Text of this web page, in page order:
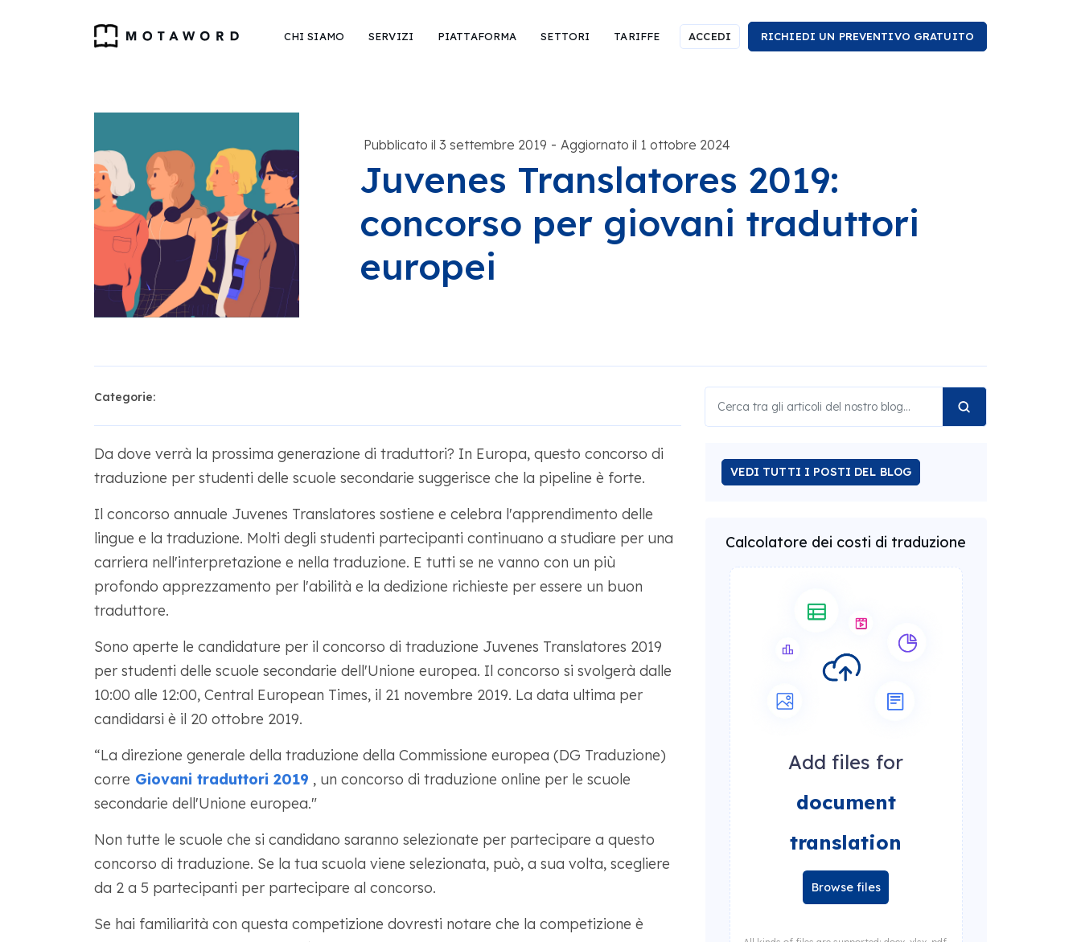
CHI SIAMO SERVIZI PIATTAFORMA SETTORI TARIFFE ACCEDI RICHIEDI UN PREVENTIVO GRATUITO
Pubblicato il 3 settembre 2019 - Aggiornato il 1 ottobre 2024
Juvenes Translatores 2019:
concorso per giovani traduttori
europei
Categorie:
Da dove verrà la prossima generazione di traduttori? In Europa, questo concorso di
traduzione per studenti delle scuole secondarie suggerisce che la pipeline è forte.
Il concorso annuale Juvenes Translatores sostiene e celebra l'apprendimento delle
lingue e la traduzione. Molti degli studenti partecipanti continuano a studiare per una
carriera nell'interpretazione e nella traduzione. E tutti se ne vanno con un più
profondo apprezzamento per l'abilità e la dedizione richieste per essere un buon
traduttore.
Sono aperte le candidature per il concorso di traduzione Juvenes Translatores 2019
per studenti delle scuole secondarie dell'Unione europea. Il concorso si svolgerà dalle
10:00 alle 12:00, Central European Times, il 21 novembre 2019. La data ultima per
candidarsi è il 20 ottobre 2019.
“La direzione generale della traduzione della Commissione europea (DG Traduzione)
corre Giovani traduttori 2019 , un concorso di traduzione online per le scuole
secondarie dell'Unione europea."
Non tutte le scuole che si candidano saranno selezionate per partecipare a questo
concorso di traduzione. Se la tua scuola viene selezionata, può, a sua volta, scegliere
da 2 a 5 partecipanti per partecipare al concorso.
Se hai familiarità con questa competizione dovresti notare che la competizione è
VEDI TUTTI I POSTI DEL BLOG
Calcolatore dei costi di traduzione
Add files for
document
translation
Browse files